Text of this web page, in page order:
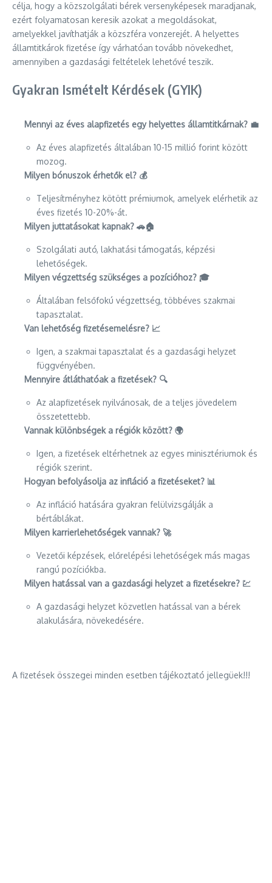
célja, hogy a közszolgálati bérek versenyképesek maradjanak,
ezért folyamatosan keresik azokat a megoldásokat,
amelyekkel javíthatják a közszféra vonzerejét. A helyettes
államtitkárok fizetése így várhatóan tovább növekedhet,
amennyiben a gazdasági feltételek lehetővé teszik.
Gyakran Ismételt Kérdések (GYIK)
Mennyi az éves alapfizetés egy helyettes államtitkárnak? 💼
Az éves alapfizetés általában 10-15 millió forint között
mozog.
Milyen bónuszok érhetők el? 💰
Teljesítményhez kötött prémiumok, amelyek elérhetik az
éves fizetés 10-20%-át.
Milyen juttatásokat kapnak? 🚗🏠
Szolgálati autó, lakhatási támogatás, képzési
lehetőségek.
Milyen végzettség szükséges a pozícióhoz? 🎓
Általában felsőfokú végzettség, többéves szakmai
tapasztalat.
Van lehetőség fizetésemelésre? 📈
Igen, a szakmai tapasztalat és a gazdasági helyzet
függvényében.
Mennyire átláthatóak a fizetések? 🔍
Az alapfizetések nyilvánosak, de a teljes jövedelem
összetettebb.
Vannak különbségek a régiók között? 🌍
Igen, a fizetések eltérhetnek az egyes minisztériumok és
régiók szerint.
Hogyan befolyásolja az infláció a fizetéseket? 📊
Az infláció hatására gyakran felülvizsgálják a
bértáblákat.
Milyen karrierlehetőségek vannak? 🚀
Vezetői képzések, előrelépési lehetőségek más magas
rangú pozíciókba.
Milyen hatással van a gazdasági helyzet a fizetésekre? 💹
A gazdasági helyzet közvetlen hatással van a bérek
alakulására, növekedésére.
A fizetések összegei minden esetben tájékoztató jellegüek!!!